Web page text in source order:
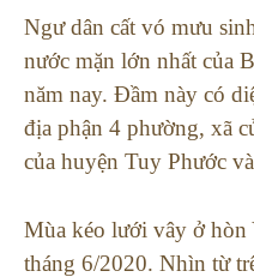
Ngư dân cất vó mưu
nước mặn lớn nhất của
năm nay. Đầm này có
địa phận 4 phường, xã
của huyện Tuy Phước
Mùa kéo lưới vây ở hòn
tháng 6/2020. Nhìn từ